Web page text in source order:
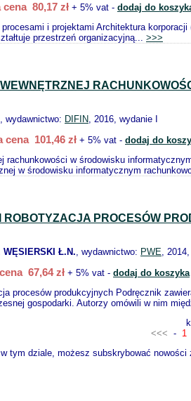
cena 80,17 zł + 5% vat - dodaj do
i projektami Architektura
przestrzeń organizacyjną... >>>
, wydawnictwo: DIFIN, 2016, wydanie I
cena 101,46 zł + 5% vat - dodaj do
rachunkowości w środowisku
w środowisku informatycznym
PROCESÓW
WĘSIERSKI Ł.N., wydawnictwo: PWE, 2014,
67,64 zł + 5% vat - dodaj do koszyka
procesów produkcyjnych Podręcznik
gospodarki. Autorzy omówili w nim
<<< - 1
tym dziale, możesz subskrybować